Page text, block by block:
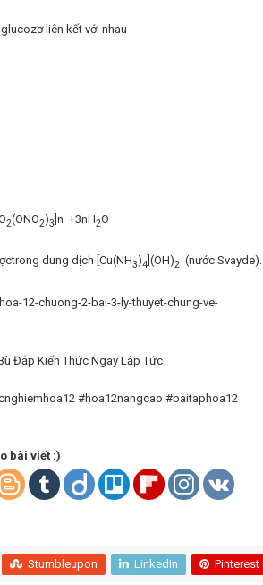
liên kết với nhau
2(ONO2)3 ]n +3nH2O
dung dịch [Cu(NH3)4 ](OH)2 (nước Svayde).
12-chuong-2-bai-3-ly-thuyet-chung-ve-
#hoa12nangcao #baitaphoa12
bài viết :)
Stumbleupon LinkedIn Pinterest